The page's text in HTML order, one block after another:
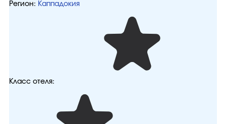
Регион: Каппадокия
Класс отеля: